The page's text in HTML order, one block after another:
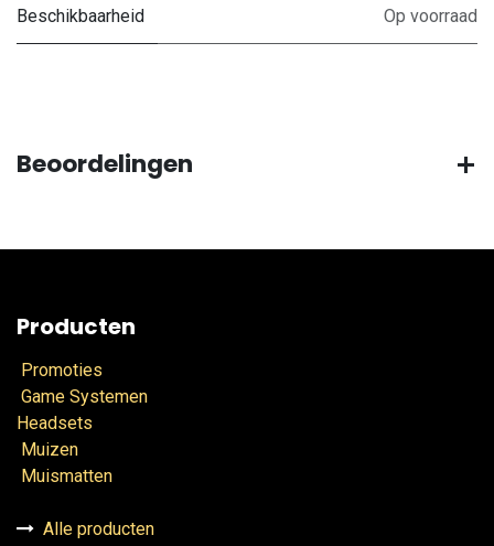
Beschikbaarheid Op voorraad
Beoordelingen
Producten
Promoties
Game Systemen
Headsets
Muizen
Muismatten
Alle producten